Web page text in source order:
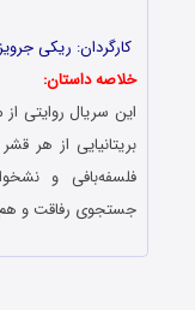
کارگردان: ریکی جرویز
خلاصه داستان:
این سریال روایتی
بریتانیایی از هر
فلسفه‌بافی و
جستجوی رفاقت و